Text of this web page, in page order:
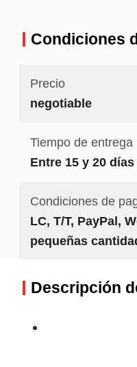
Condiciones
Precio
negotiable
Tiempo de entrega
Entre 15 y 20
Condiciones de
LC, T/T, PayPal,
pequeñas
Descripción